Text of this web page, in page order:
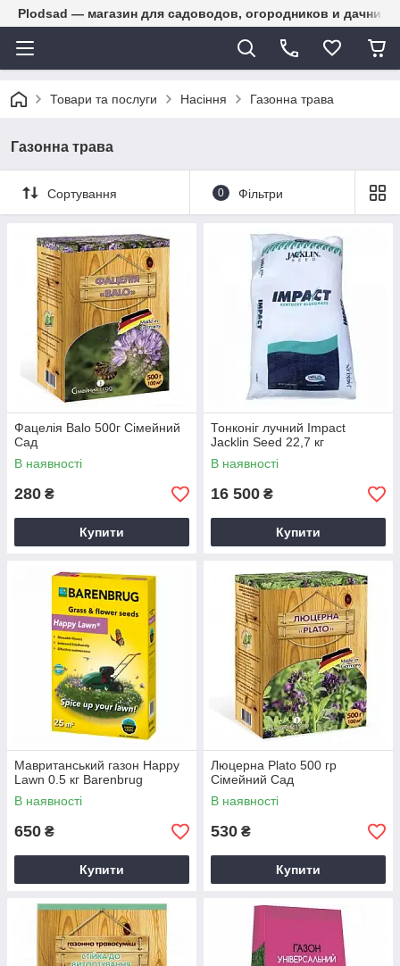
Plodsad — магазин для садоводов, огородников и
Товари та послуги Насіння Газонна трава
Газонна трава
Сортування 0 Фільтри
Фацелія Balo 500г Сімейний
Сад
В наявності
280 ₴
Купити
Тонконіг лучний Impact
Jacklin Seed 22,7 кг
В наявності
16 500 ₴
Купити
Мавританський газон Happy
Lawn 0.5 кг Barenbrug
В наявності
650 ₴
Купити
Люцерна Plato 500 гр
Сімейний Сад
В наявності
530 ₴
Купити